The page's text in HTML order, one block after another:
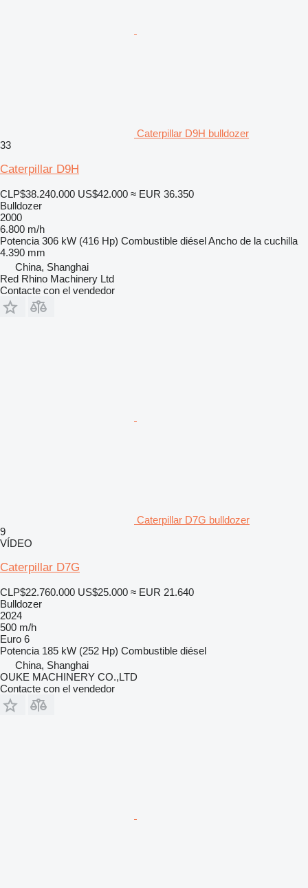
Caterpillar D9H bulldozer
33
Caterpillar D9H
CLP$38.240.000 US$42.000 ≈ EUR 36.350
Bulldozer
2000
6.800 m/h
Potencia 306 kW (416 Hp) Combustible diéselAncho de la cuchilla
4.390 mm
China, Shanghai
Red Rhino Machinery Ltd
Contacte con el vendedor
Caterpillar D7G bulldozer
9
VÍDEO
Caterpillar D7G
CLP$22.760.000 US$25.000 ≈ EUR 21.640
Bulldozer
2024
500 m/h
Euro 6
Potencia 185 kW (252 Hp) Combustible diésel
China, Shanghai
OUKE MACHINERY CO.,LTD
Contacte con el vendedor